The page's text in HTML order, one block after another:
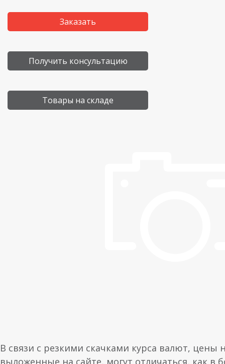
Заказать
Получить консультацию
Товары на складе
В связи с резкими скачками курса валют, цены
выложенные на сайте, могут отличаться, как в